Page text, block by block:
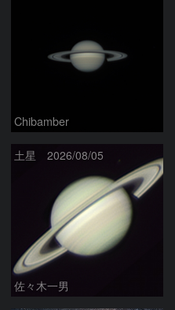
Chibamber
土星 2026/08/05
佐々木一男